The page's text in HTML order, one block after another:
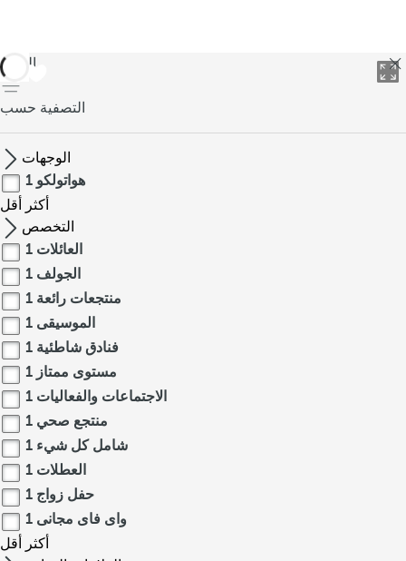
العودة
التصفية حسب
الوجهات
هواتولكو 1
أكثر
أقل
التخصص
العائلات 1
الجولف 1
منتجعات رائعة 1
الموسيقى 1
فنادق شاطئية 1
مستوى ممتاز 1
الاجتماعات والفعاليات 1
منتجع صحي 1
شامل كل شيء 1
العطلات 1
حفل زواج 1
واى فاى مجانى 1
أكثر
أقل